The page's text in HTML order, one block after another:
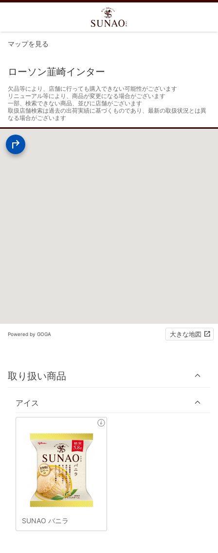
マップを見る
ローソン韮崎インター
欠品等により、店舗に行っても購入できない可能性がございます
リニューアル等により、商品が変更になる場合がございます
一部、検索できない商品、並びに店舗がございます
取扱店舗検索は過去の出荷実績に基づくものであり、最新の取扱状況とは異
なる場合がございます
Powered by GOGA 大きな地図
取り扱い商品
アイス
SUNAO バニラ